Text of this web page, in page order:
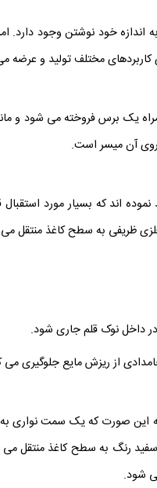
به اندازه خود نوشتن وجود
مختلف تولید و عرضه
برس فروخته می شود و
آن میسر است.
اند که بسیار مورد
ظریفی به سطح کاغذ منتقل
سفید رنگ به سطح کاغذ منتقل
شود.